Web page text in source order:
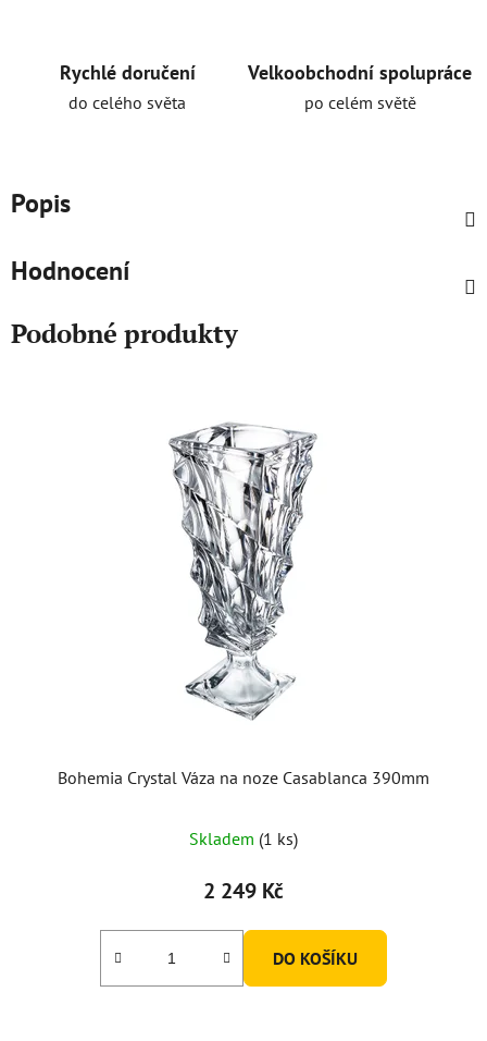
Rychlé doručení
do celého světa
Velkoobchodní spolupráce
po celém světě
Popis
Hodnocení
Podobné produkty
Bohemia Crystal Váza na noze Casablanca 390mm
Skladem (1 ks)
2 249 Kč
DO KOŠÍKU